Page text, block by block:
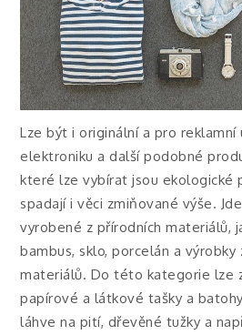
Lze být i originální a pro
elektroniku a další podobné
které lze vybírat jsou ekologické
spadají i věci zmiňované výše.
vyrobené z přírodních materiálů,
bambus, sklo, porcelán a výrobky
materiálů. Do této kategorie lze
papírové a látkové tašky a
láhve na pití, dřevěné tužky a